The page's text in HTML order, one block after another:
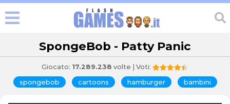
SpongeBob - Patty Panic
Giocato: 17.289.238 volte | Voti:
spongebob cartoons hamburger bambini